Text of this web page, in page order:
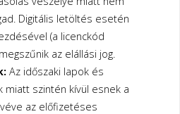
Digitális letöltés esetén
(a licenckód
az elállási jog.
Az időszaki lapok és
miatt szintén kívül esnek a
az előfizetéses